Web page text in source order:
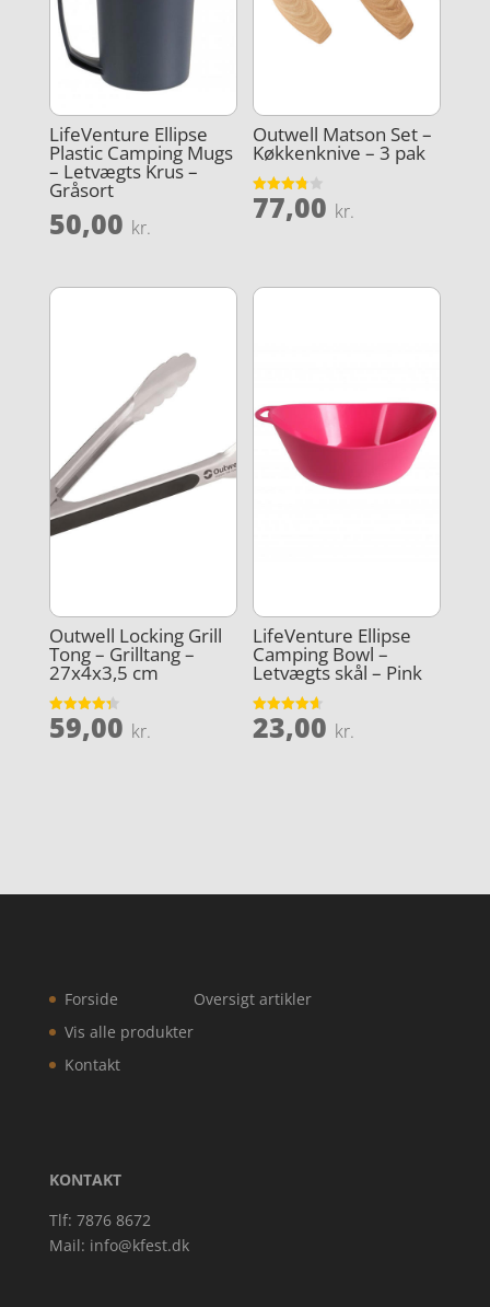
LifeVenture Ellipse
Plastic Camping Mugs
– Letvægts Krus –
Gråsort
50,00 kr.
Outwell Matson Set –
Køkkenknive – 3 pak
Vurderet
3.8
77,00 kr.
Outwell Locking Grill
Tong – Grilltang –
27x4x3,5 cm
Vurderet
4.3
59,00 kr.
LifeVenture Ellipse
Camping Bowl –
Letvægts skål – Pink
Vurderet
4.6
23,00 kr.
Forside
Vis alle produkter
Kontakt
Oversigt artikler
KONTAKT
Tlf: 7876 8672
Mail: info@kfest.dk